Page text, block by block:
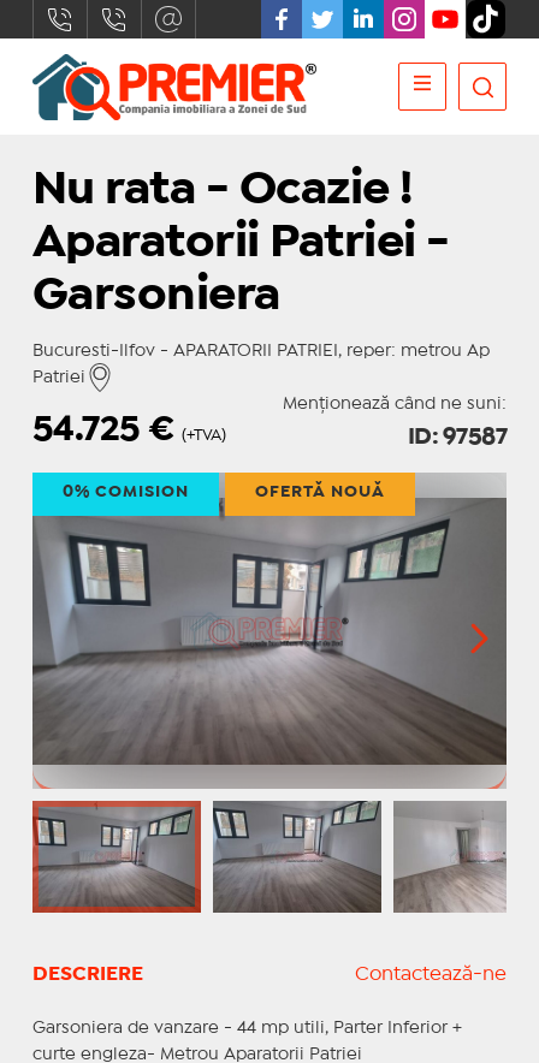
Nu rata - Ocazie !
Aparatorii Patriei -
Garsoniera
Bucuresti-Ilfov - APARATORII PATRIEI, reper: metrou Ap
Patriei
Menționează când ne suni:
54.725€ (+TVA) ID: 97587
0% COMISION OFERTĂ NOUĂ
DESCRIERE Contactează-ne
Garsoniera de vanzare - 44 mp utili, Parter Inferior +
curte engleza- Metrou Aparatorii Patriei